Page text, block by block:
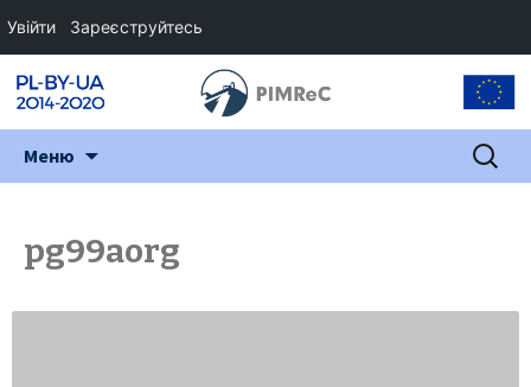
Меню Пошук:
pg99aorg
Увійти Зареєструйтесь